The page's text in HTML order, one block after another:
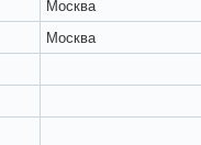
Москва
Москва